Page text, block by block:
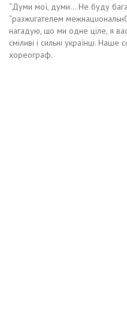
“Думи мої, думи… Не буду
“разжuгателем
нагадую, що ми одне ціле, я
сміливі і сильні українці. Наше
хореограф.